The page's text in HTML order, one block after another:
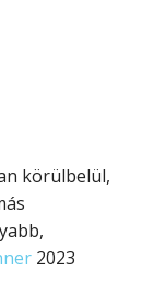
körülbelül,
2023